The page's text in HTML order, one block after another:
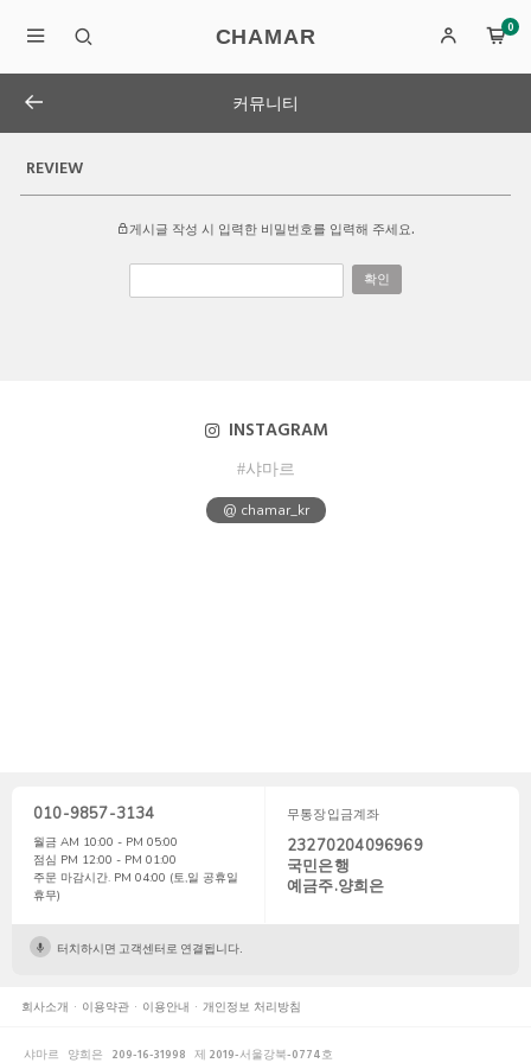
CHAMAR 0
커뮤니티
REVIEW
게시글 작성 시 입력한 비밀번호를 입력해 주세요.
확인
INSTAGRAM
#샤마르
@ chamar_kr
010-9857-3134
월금 AM 10:00 - PM 05:00
점심 PM 12:00 - PM 01:00
주문 마감시간. PM 04:00 (토,일 공휴일
휴무)
무통장입금계좌
23270204096969
국민은행
예금주.양희은
터치하시면 고객센터로 연결됩니다.
회사소개 이용약관 이용안내 개인정보 처리방침
샤마르 양희은 209-16-31998 제 2019-서울강북-0774호